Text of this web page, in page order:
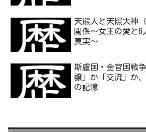
天熊人と天照大神
関係～女王の愛と6
真実～
斯盧国・金官国戦
譲」か「交流」か
の記憶